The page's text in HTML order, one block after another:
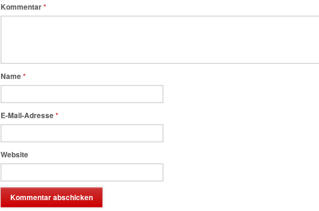
Kommentar*
Name*
E-Mail-Adresse*
Website